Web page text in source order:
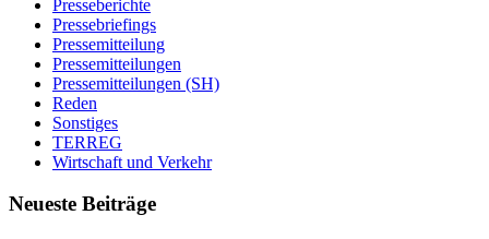
Presseberichte
Pressebriefings
Pressemitteilung
Pressemitteilungen
Pressemitteilungen (SH)
Reden
Sonstiges
TERREG
Wirtschaft und Verkehr
Neueste Beiträge